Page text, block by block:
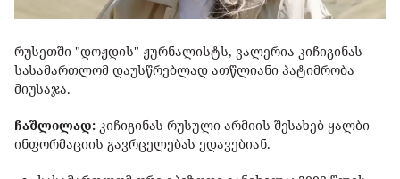
რუსეთში "დოჟდის" ჟურნალისტს, ვალერია კიჩიგინას
სასამართლომ დაუსწრებლად ათწლიანი პატიმრობა
მიუსაჯა.
ჩაშლილად: კიჩიგინას რუსული არმიის შესახებ ყალბი
ინფორმაციის გავრცელებას ედავებიან.